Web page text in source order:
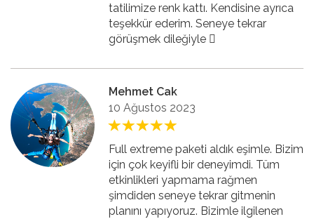
tatilimize renk kattı. Kendisine ayrıca
teşekkür ederim. Seneye tekrar
görüşmek dileğiyle 🏻
Mehmet Cak
10 Ağustos 2023
Full extreme paketi aldık eşimle. Bizim
için çok keyifli bir deneyimdi. Tüm
etkinlikleri yapmama rağmen
şimdiden seneye tekrar gitmenin
planını yapıyoruz. Bizimle ilgilenen